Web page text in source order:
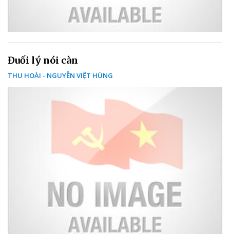
Đuối lý nói càn
THU HOÀI - NGUYỄN VIỆT HÙNG